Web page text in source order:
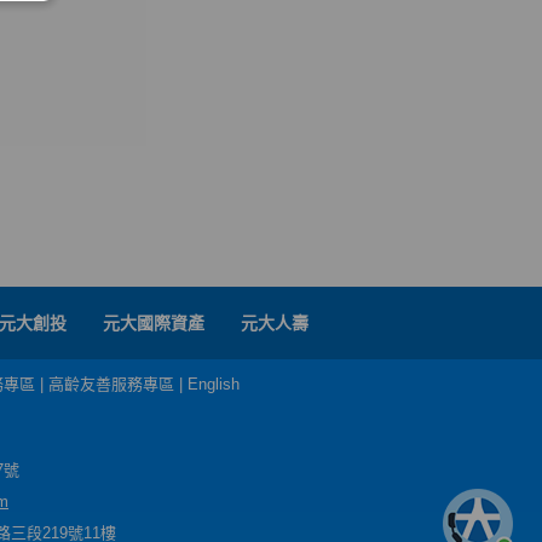
元大創投 元大國際資產 元大人壽
區 高齡友善服務專區 English
號
三段219號11樓